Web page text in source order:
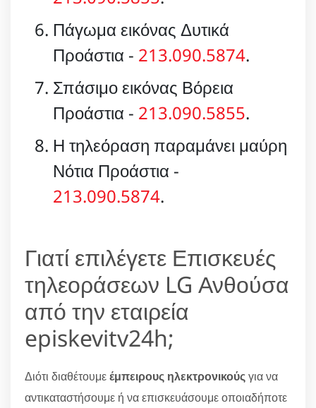
Πάγωμα εικόνας Δυτικά
Προάστια - 213.090.5874.
Σπάσιμο εικόνας Βόρεια
Προάστια - 213.090.5855.
Η τηλεόραση παραμάνει μαύρη
Νότια Προάστια -
213.090.5874.
Γιατί επιλέγετε Επισκευές
τηλεοράσεων LG Ανθούσα
από την εταιρεία
episkevitv24h;
Διότι διαθέτουμεέμπειρους ηλεκτρονικούςγια να
αντικαταστήσουμε ή να επισκευάσουμε οποιαδήποτε